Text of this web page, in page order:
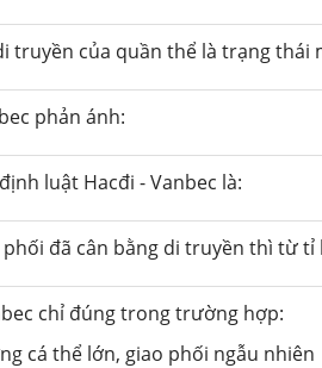
truyền của quần thể là trạng thái
phản ánh:
luật Hacđi - Vanbec là:
đã cân bằng di truyền thì từ tỉ
chỉ đúng trong trường hợp:
cá thể lớn, giao phối ngẫu nhiên